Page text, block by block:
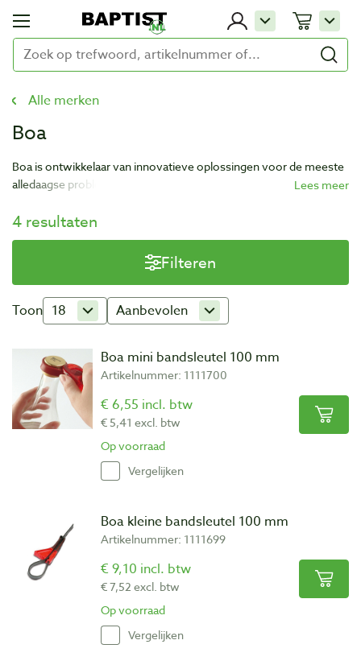
Alle merken
Boa
Boa is ontwikkelaar van innovatieve oplossingen voor de meeste
alledaagse problemen. De oplossingen van Boa zijn simpel en
bedacht". Het bedrijf richt zicht ook op duurzame oplossingen om
op een verantwoorde manier de toekomst in te gaan.
4 resultaten
Filteren
Toon 18 Aanbevolen
Boa mini bandsleutel 100 mm
Artikelnummer: 1111700
€ 6,55 incl. btw
€ 5,41 excl. btw
Op voorraad
Vergelijken
Boa kleine bandsleutel 100 mm
Artikelnummer: 1111699
€ 9,10 incl. btw
€ 7,52 excl. btw
Op voorraad
Vergelijken